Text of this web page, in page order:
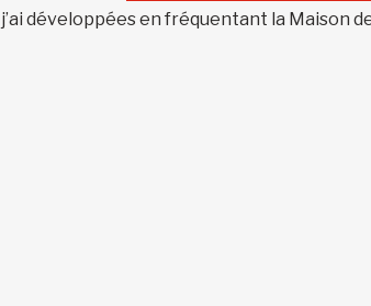
développées en fréquentant la Maison